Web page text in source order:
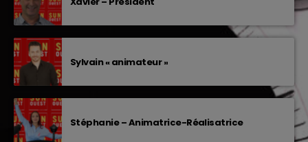
Sylvain « animateur »
Stéphanie – Animatrice-Réalisatrice